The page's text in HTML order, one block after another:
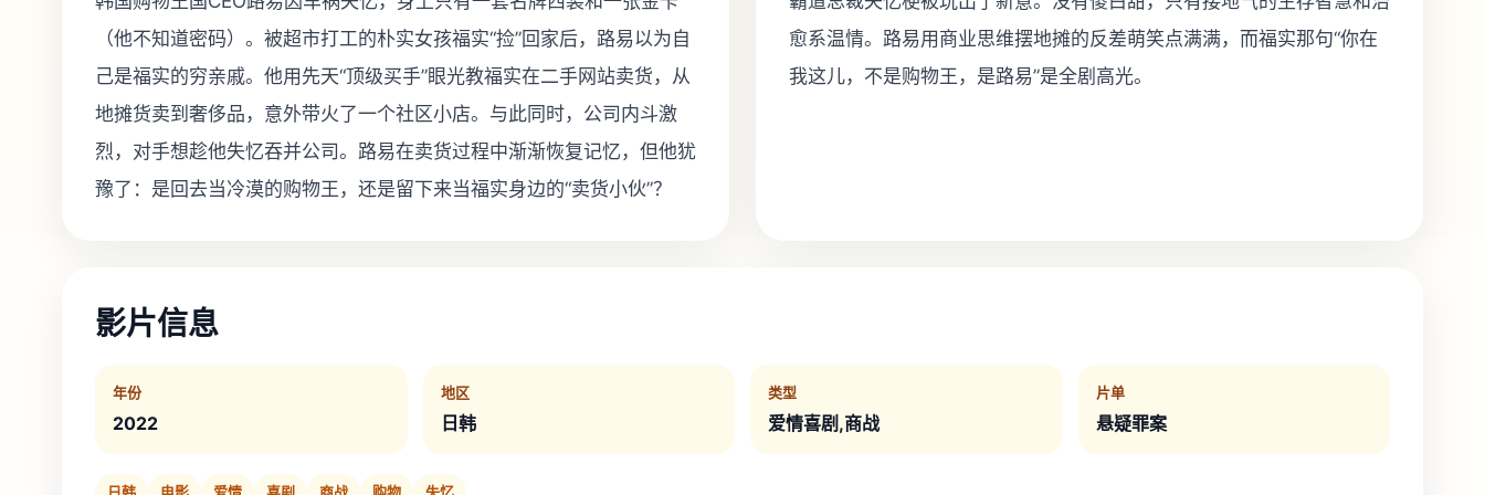
（他不知道密码）。被超市打工的朴实女孩福实“捡”回家后，路易以为自
己是福实的穷亲戚。他用先天“顶级买手”眼光教福实在二手网站卖货，从
地摊货卖到奢侈品，意外带火了一个社区小店。与此同时，公司内斗激
烈，对手想趁他失忆吞并公司。路易在卖货过程中渐渐恢复记忆，但他犹
豫了：是回去当冷漠的购物王，还是留下来当福实身边的“卖货小伙”？
愈系温情。路易用商业思维摆地摊的反差萌笑点满满，而福实那句“你在
我这儿，不是购物王，是路易”是全剧高光。
影片信息
年份
2022
地区
日韩
类型
爱情喜剧,商战
片单
悬疑罪案